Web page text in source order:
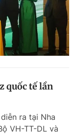
quốc tế lần
ra tại Nha
VH-TT-DL và